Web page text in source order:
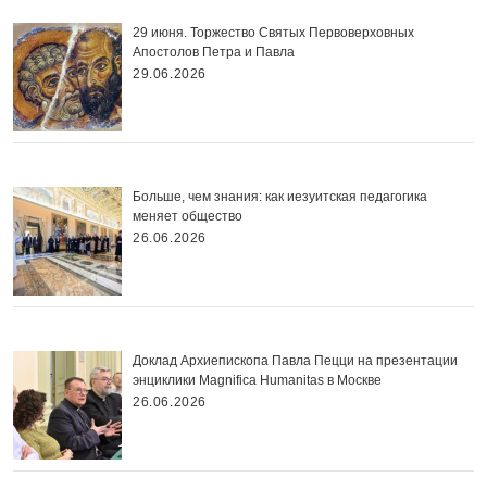
29 июня. Торжество Святых Первоверховных
Апостолов Петра и Павла
29.06.2026
Больше, чем знания: как иезуитская педагогика
меняет общество
26.06.2026
Доклад Архиепископа Павла Пецци на презентации
энциклики Magnifica Нumanitas в Москве
26.06.2026